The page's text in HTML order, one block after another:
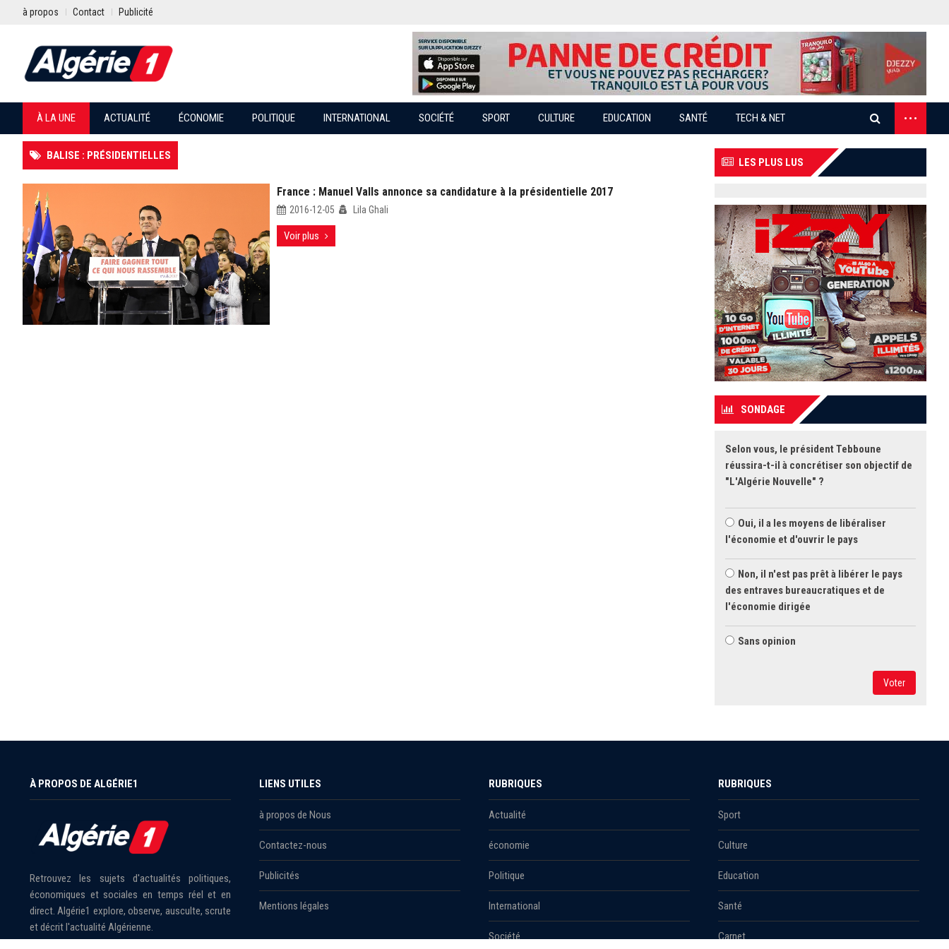
à propos Contact Publicité
À LA UNE ACTUALITÉ ÉCONOMIE POLITIQUE INTERNATIONAL SOCIÉTÉ SPORT CULTURE EDUCATION SANTÉ TECH & NET ...
BALISE : PRÉSIDENTIELLES
France : Manuel Valls annonce sa candidature à la présidentielle 2017
2016-12-05 Lila Ghali
Voir plus
LES PLUS LUS
SONDAGE
Selon vous, le président Tebboune
réussira-t-il à concrétiser son objectif de
"L'Algérie Nouvelle" ?
Oui, il a les moyens de libéraliser
l'économie et d'ouvrir le pays
Non, il n'est pas prêt à libérer le pays
des entraves bureaucratiques et de
l'économie dirigée
Sans opinion
Voter
À PROPOS DE ALGÉRIE1
Retrouvez les sujets d'actualités politiques,
économiques et sociales en temps réel et en
direct. Algérie1 explore, observe, ausculte, scrute
et décrit l'actualité Algérienne.
LIENS UTILES
à propos de Nous
Contactez-nous
Publicités
Mentions légales
RUBRIQUES
Actualité
économie
Politique
International
Société
RUBRIQUES
Sport
Culture
Education
Santé
Carnet